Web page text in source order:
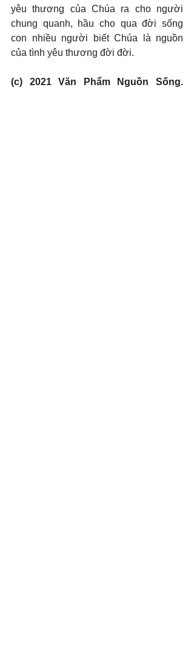
yêu thương của Chúa ra cho người
chung quanh, hầu cho qua đời sống
con nhiều người biết Chúa là nguồn
của tình yêu thương đời đời.
(c) 2021 Văn Phẩm Nguồn Sống.